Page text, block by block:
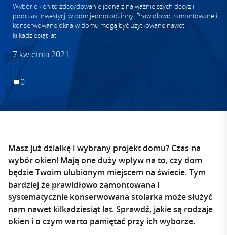
Wybór okien to zdecydowanie jedna z najważniejszych decyzji
podczas inwestycji w dom jednorodzinny. Prawidłowo zamontowane i
konserwowane okna w domu mogą być użytkowane nawet
kilkadziesiąt lat.
7 kwietnia 2021
0
Masz już działkę i wybrany projekt domu? Czas na
wybór okien! Mają one duży wpływ na to, czy dom
będzie Twoim ulubionym miejscem na świecie. Tym
bardziej że prawidłowo zamontowana i
systematycznie konserwowana stolarka może służyć
nam nawet kilkadziesiąt lat. Sprawdź, jakie są rodzaje
okien i o czym warto pamiętać przy ich wyborze.